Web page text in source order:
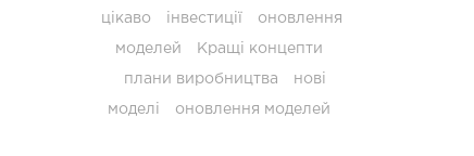
цікаво інвестиції оновлення
моделей Кращі концепти
плани виробництва нові
моделі оновлення моделей